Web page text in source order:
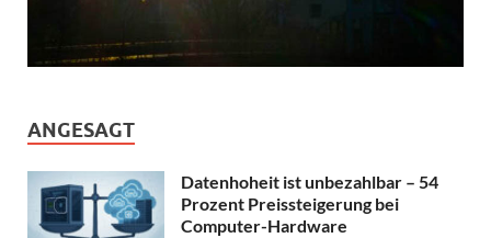
ANGESAGT
Datenhoheit ist unbezahlbar – 54
Prozent Preissteigerung bei
Computer-Hardware